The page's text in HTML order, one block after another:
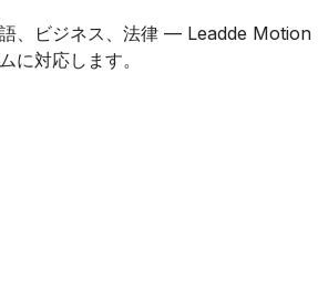
、ビジネス、法律 — Leadde Motion
に対応します。